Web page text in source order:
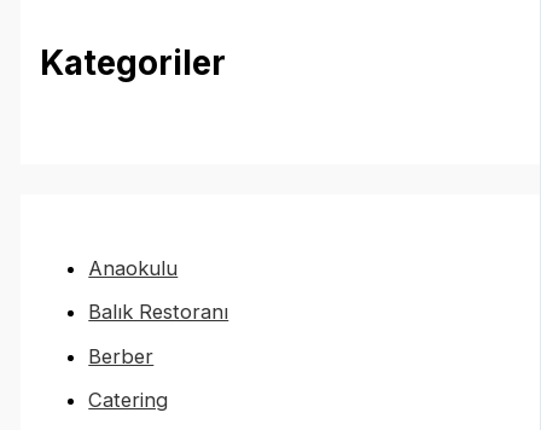
Kategoriler
Anaokulu
Balık Restoranı
Berber
Catering